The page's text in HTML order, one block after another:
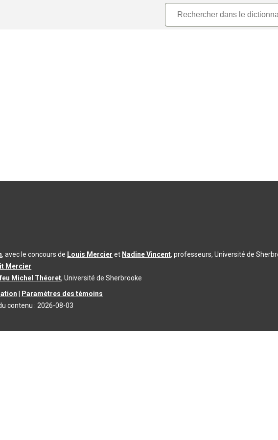
, avec le concours de Louis Mercier et Nadine Vincent, professeurs, Université de
Mercier
feu Michel Théoret, Université de Sherbrooke
Paramètres des témoins
contenu : 2026-08-03